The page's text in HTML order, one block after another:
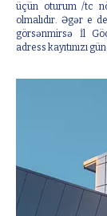
üçün oturum /tc
olmalıdır. Əgər e
görsənmirsə İl
adress kayıtınızı